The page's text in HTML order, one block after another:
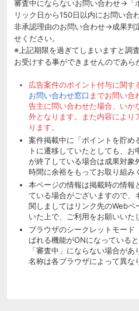
審査中にならないお問い合わせ→「
リック日から150日以内にお問い合
非承認理由のお問い合わせ→成果判
せください。
※上記期限を過ぎてしまいますと調
お受けする事ができませんのであら
広告案件のポイント付与に関す
お問い合わせ窓口 までお問い合
告主に問い合わせた場合、いか
外となります。また内容により
ります。
案件掲載中に「ポイントを貯め
トに遷移していたとしても、
が終了している場合は成果対象
時間に余裕をもってお取り組み
本ページの情報は掲載時の情報
ている場合がございますので、
関しましてはリンク先のWeb
いた上で、ご利用をお願いいた
ブラウザのシークレットモー
ばれる機能がONになっている
「審査中」にならない場合が
名称は各ブラウザによって異な